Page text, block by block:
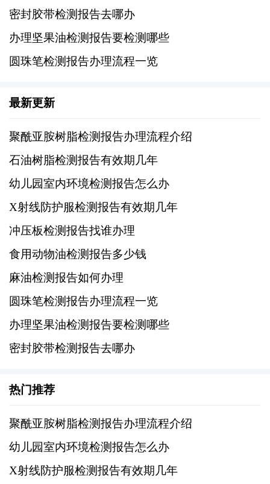
联系所选的检测机构后，需要填写一份申请表
格。表格中通常需要提供以下信息：
格型号等。
选择相应的检测项目。
4、其他附加信息，如特殊要求或备注事项。
四、提交样品和申请表格
交给检测机构。可以选择邮寄或者亲自送达的
方式，具体取决于机构的要求和个人的实际情
况。在提交之前，最好与机构确认一下是否需
成对麻油样品的检测工作。在此期间，可以保
持与机构的沟通，及时了解进展情况。一旦收
密封胶带检测报告去哪办
办理坚果油检测报告要检测哪些
圆珠笔检测报告办理流程一览
最新更新
聚酰亚胺树脂检测报告办理流程介绍
石油树脂检测报告有效期几年
幼儿园室内环境检测报告怎么办
X射线防护服检测报告有效期几年
冲压板检测报告找谁办理
食用动物油检测报告多少钱
麻油检测报告如何办理
圆珠笔检测报告办理流程一览
办理坚果油检测报告要检测哪些
密封胶带检测报告去哪办
热门推荐
聚酰亚胺树脂检测报告办理流程介绍
幼儿园室内环境检测报告怎么办
X射线防护服检测报告有效期几年